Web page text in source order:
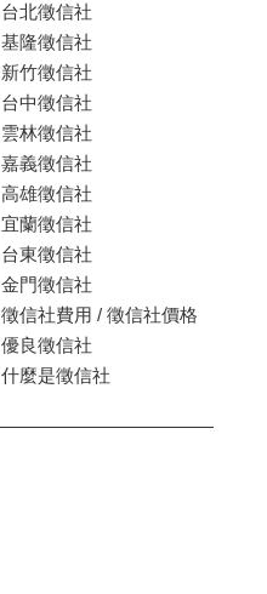
台北徵信社
基隆徵信社
新竹徵信社
台中徵信社
雲林徵信社
嘉義徵信社
高雄徵信社
宜蘭徵信社
台東徵信社
金門徵信社
徵信社費用 / 徵信社價格
優良徵信社
什麼是徵信社